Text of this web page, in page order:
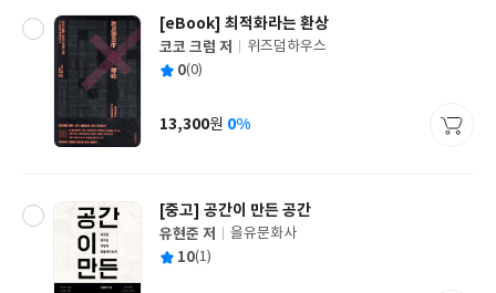
[eBook] 최적화라는 환상
글
쓴
코코 크럼 저
출
사
위즈덤하우스
평 0(0)
가
13,300원 0%
[중고] 공간이 만든 공간
글
쓴
유현준 저
출
을유문화사
평 10(1)